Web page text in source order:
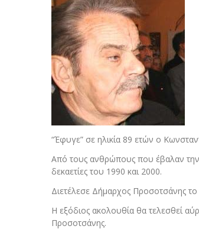
“Έφυγε” σε ηλικία 89 ετών ο
Από τους ανθρώπους που έβαλαν την
δεκαετίες του 1990 και 2000.
Διετέλεσε Δήμαρχος Προσοτσάνης το
Η εξόδιος ακολουθία θα τελεσθεί
Προσοτσάνης.